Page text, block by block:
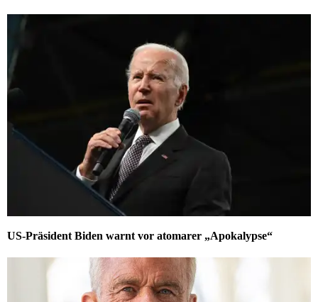
US-Präsident Biden warnt vor atomarer „Apokalypse“